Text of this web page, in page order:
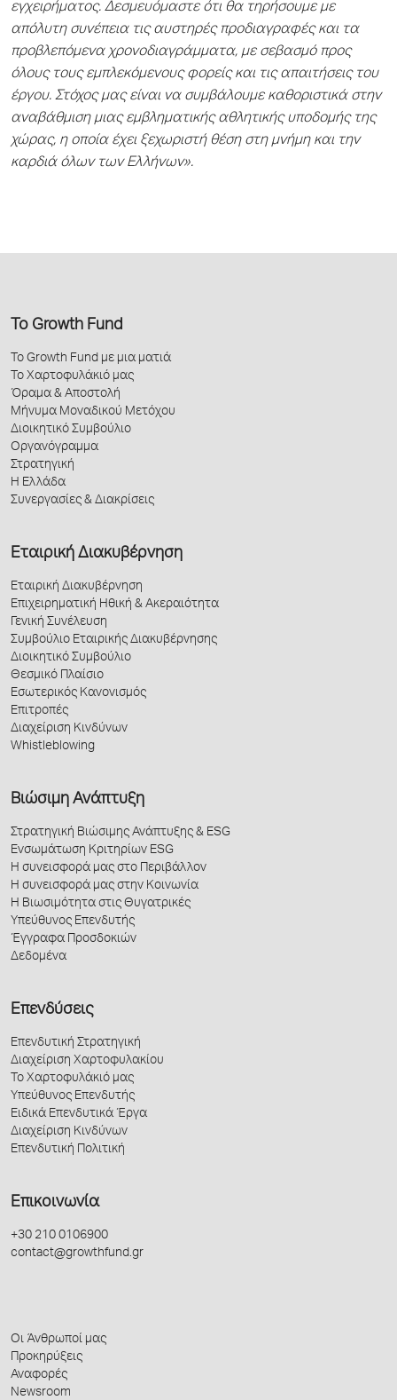
εγχειρήματος. Δεσμευόμαστε ότι θα τηρήσουμε με
απόλυτη συνέπεια τις αυστηρές προδιαγραφές και τα
προβλεπόμενα χρονοδιαγράμματα, με σεβασμό προς
όλους τους εμπλεκόμενους φορείς και τις απαιτήσεις του
έργου. Στόχος μας είναι να συμβάλουμε καθοριστικά στην
αναβάθμιση μιας εμβληματικής αθλητικής υποδομής της
χώρας, η οποία έχει ξεχωριστή θέση στη μνήμη και την
καρδιά όλων των Ελλήνων».
Το Growth Fund
Το Growth Fund με μια ματιά
Το Χαρτοφυλάκιό μας
Όραμα & Αποστολή
Μήνυμα Μοναδικού Μετόχου
Διοικητικό Συμβούλιο
Οργανόγραμμα
Στρατηγική
Η Ελλάδα
Συνεργασίες & Διακρίσεις
Εταιρική Διακυβέρνηση
Εταιρική Διακυβέρνηση
Επιχειρηματική Ηθική & Ακεραιότητα
Γενική Συνέλευση
Συμβούλιο Εταιρικής Διακυβέρνησης
Διοικητικό Συμβούλιο
Θεσμικό Πλαίσιο
Εσωτερικός Κανονισμός
Επιτροπές
Διαχείριση Κινδύνων
Whistleblowing
Βιώσιμη Ανάπτυξη
Στρατηγική Βιώσιμης Ανάπτυξης & ESG
Ενσωμάτωση Κριτηρίων ESG
Η συνεισφορά μας στο Περιβάλλον
Η συνεισφορά μας στην Κοινωνία
Η Βιωσιμότητα στις Θυγατρικές
Υπεύθυνος Επενδυτής
Έγγραφα Προσδοκιών
Δεδομένα
Επενδύσεις
Επενδυτική Στρατηγική
Διαχείριση Χαρτοφυλακίου
Το Χαρτοφυλάκιό μας
Υπεύθυνος Επενδυτής
Ειδικά Επενδυτικά Έργα
Διαχείριση Κινδύνων
Επενδυτική Πολιτική
Επικοινωνία
+30 210 0106900
contact@growthfund.gr
Οι Άνθρωποί μας
Προκηρύξεις
Αναφορές
Newsroom